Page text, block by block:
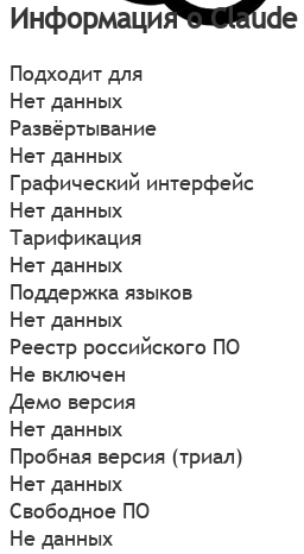
Информация о Claude
Подходит для
Нет данных
Развёртывание
Нет данных
Графический интерфейс
Нет данных
Тарификация
Нет данных
Поддержка языков
Нет данных
Реестр российского ПО
Не включен
Демо версия
Нет данных
Пробная версия (триал)
Нет данных
Свободное ПО
Не данных